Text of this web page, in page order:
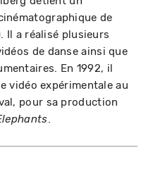
de
Il a réalisé plusieurs
de danse ainsi que
En 1992, il
vidéo expérimentale au
pour sa production
.